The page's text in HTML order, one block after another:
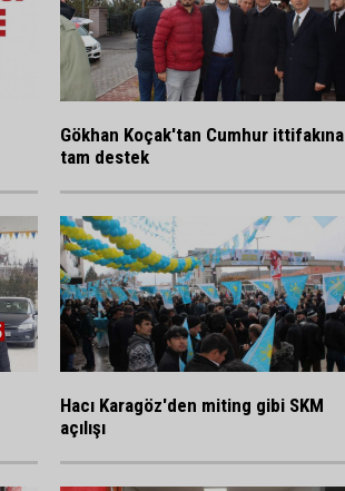
Gökhan Koçak'tan Cumhur ittifakına
tam destek
Hacı Karagöz'den miting gibi SKM
açılışı